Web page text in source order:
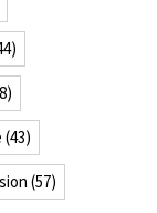
(43)
(57)